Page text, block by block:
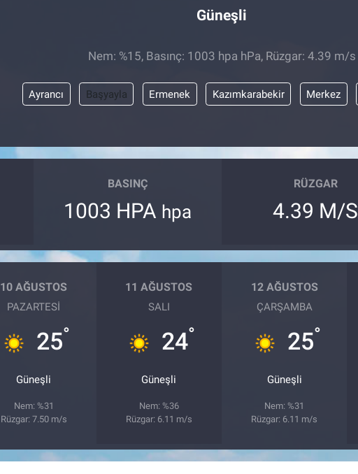
Güneşli
Nem: %15, Basınç: 1003 hpa hPa, Rüzgar: 4.39 m/s
Ayrancı Başyayla Ermenek Kazımkarabekir Merkez
BASINÇ
1003 HPA hpa
RÜZGAR
4.39 M/S
10 AĞUSTOS
PAZARTESI
25°
Güneşli
Nem: %31
Rüzgar: 7.50 m/s
11 AĞUSTOS
SALI
24°
Güneşli
Nem: %36
Rüzgar: 6.11 m/s
12 AĞUSTOS
ÇARŞAMBA
25°
Güneşli
Nem: %31
Rüzgar: 6.11 m/s